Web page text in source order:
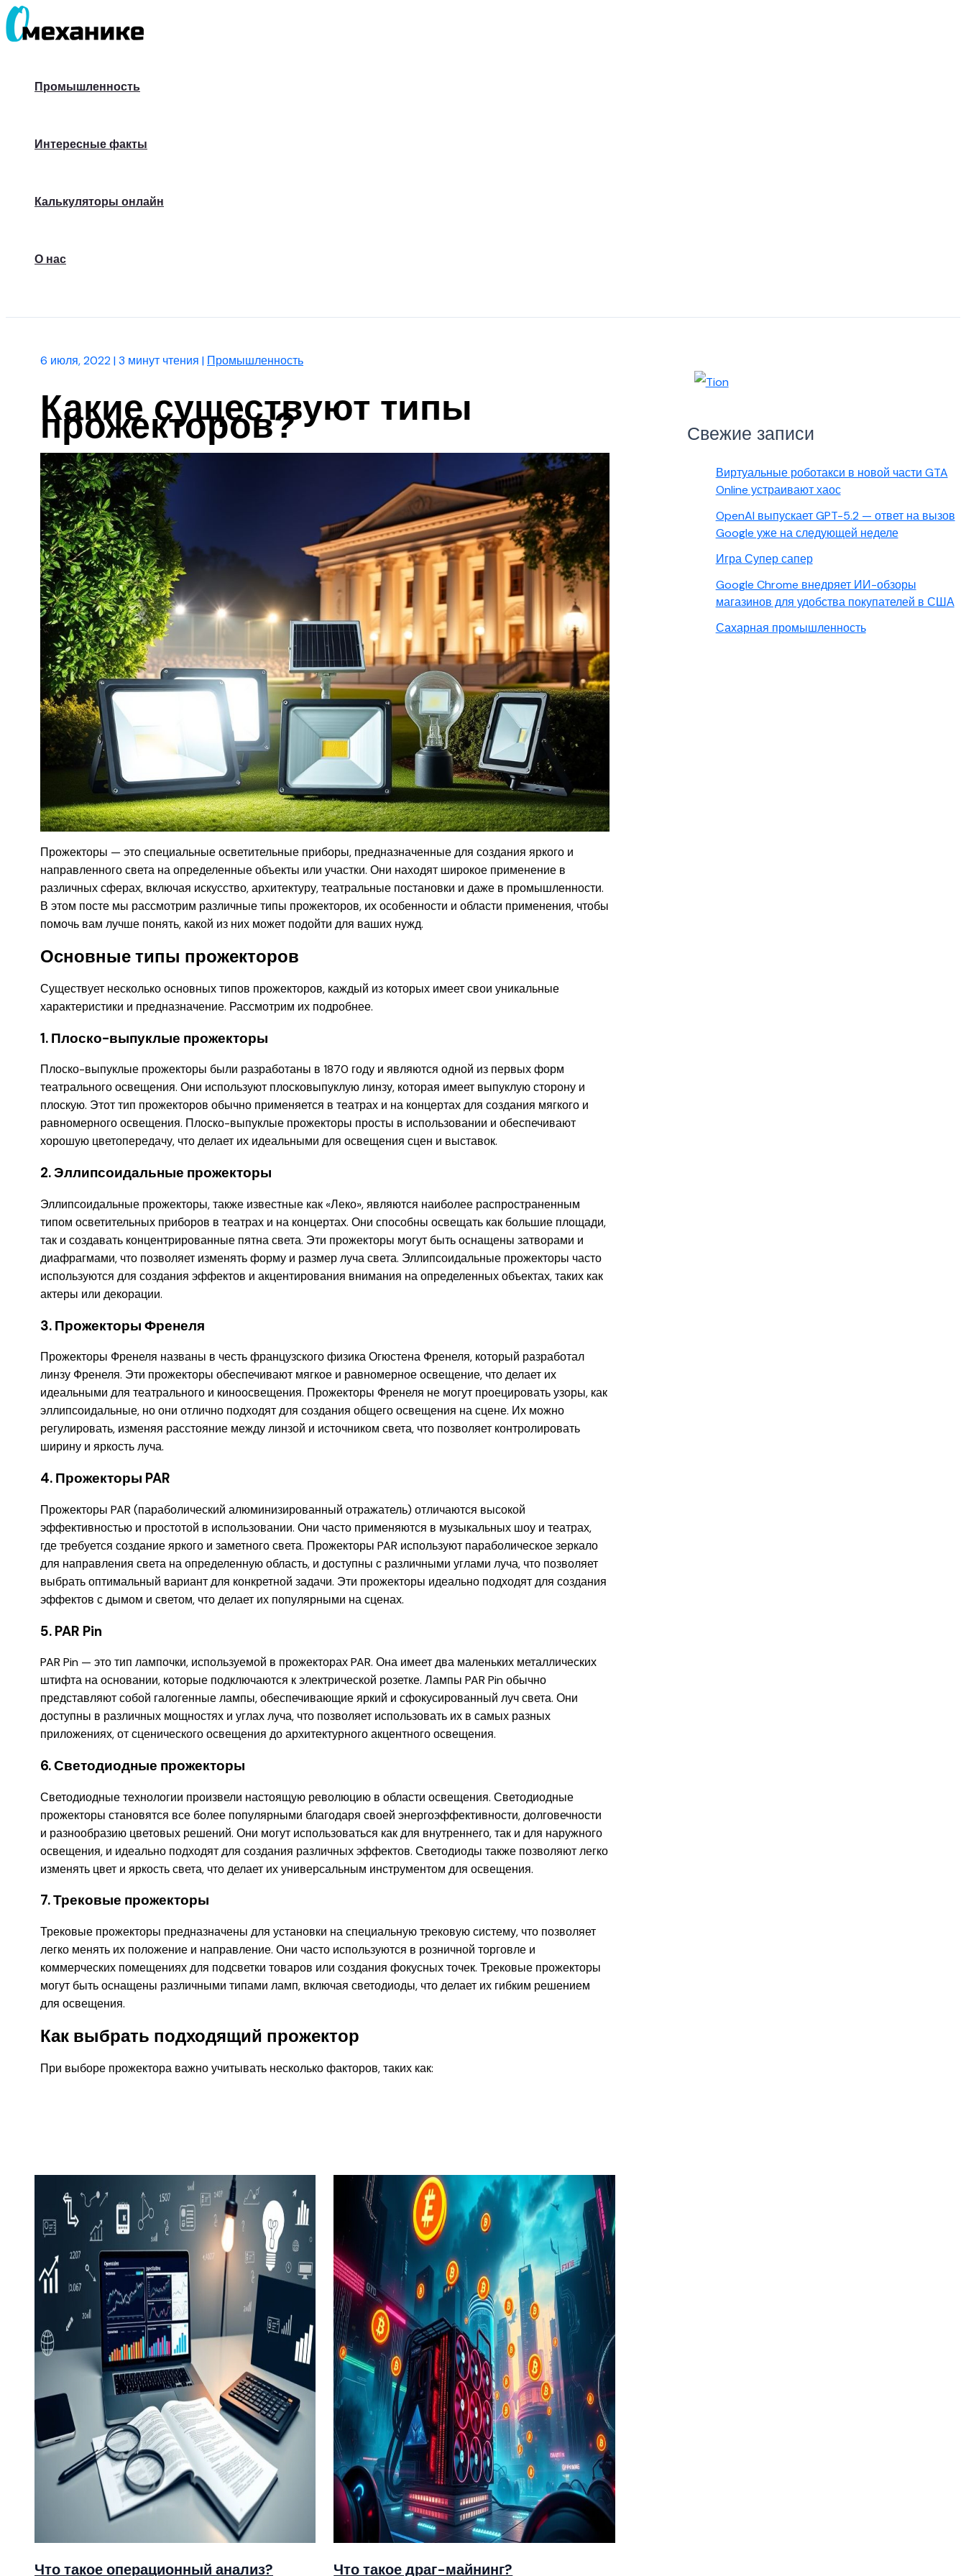
Перейти
к
Промышленность
Интересные факты
Калькуляторы онлайн
О нас
6 июля, 2022|3 минут чтения | Промышленность
Какие существуют типы
прожекторов?
Прожекторы — это специальные осветительные приборы, предназначенные для создания яркого и
направленного света на определенные объекты или участки. Они находят широкое применение в
различных сферах, включая искусство, архитектуру, театральные постановки и даже в промышленности.
В этом посте мы рассмотрим различные типы прожекторов, их особенности и области применения, чтобы
помочь вам лучше понять, какой из них может подойти для ваших нужд.
Основные типы прожекторов
Существует несколько основных типов прожекторов, каждый из которых имеет свои уникальные
характеристики и предназначение. Рассмотрим их подробнее.
1. Плоско-выпуклые прожекторы
Плоско-выпуклые прожекторы были разработаны в 1870 году и являются одной из первых форм
театрального освещения. Они используют плосковыпуклую линзу, которая имеет выпуклую сторону и
плоскую. Этот тип прожекторов обычно применяется в театрах и на концертах для создания мягкого и
равномерного освещения. Плоско-выпуклые прожекторы просты в использовании и обеспечивают
хорошую цветопередачу, что делает их идеальными для освещения сцен и выставок.
2. Эллипсоидальные прожекторы
Эллипсоидальные прожекторы, также известные как «Леко», являются наиболее распространенным
типом осветительных приборов в театрах и на концертах. Они способны освещать как большие площади,
так и создавать концентрированные пятна света. Эти прожекторы могут быть оснащены затворами и
диафрагмами, что позволяет изменять форму и размер луча света. Эллипсоидальные прожекторы часто
используются для создания эффектов и акцентирования внимания на определенных объектах, таких как
актеры или декорации.
3. Прожекторы Френеля
Прожекторы Френеля названы в честь французского физика Огюстена Френеля, который разработал
линзу Френеля. Эти прожекторы обеспечивают мягкое и равномерное освещение, что делает их
идеальными для театрального и киноосвещения. Прожекторы Френеля не могут проецировать узоры, как
эллипсоидальные, но они отлично подходят для создания общего освещения на сцене. Их можно
регулировать, изменяя расстояние между линзой и источником света, что позволяет контролировать
ширину и яркость луча.
4. Прожекторы PAR
Прожекторы PAR (параболический алюминизированный отражатель) отличаются высокой
эффективностью и простотой в использовании. Они часто применяются в музыкальных шоу и театрах,
где требуется создание яркого и заметного света. Прожекторы PAR используют параболическое зеркало
для направления света на определенную область, и доступны с различными углами луча, что позволяет
выбрать оптимальный вариант для конкретной задачи. Эти прожекторы идеально подходят для создания
эффектов с дымом и светом, что делает их популярными на сценах.
5. PAR Pin
PAR Pin — это тип лампочки, используемой в прожекторах PAR. Она имеет два маленьких металлических
штифта на основании, которые подключаются к электрической розетке. Лампы PAR Pin обычно
представляют собой галогенные лампы, обеспечивающие яркий и сфокусированный луч света. Они
доступны в различных мощностях и углах луча, что позволяет использовать их в самых разных
приложениях, от сценического освещения до архитектурного акцентного освещения.
6. Светодиодные прожекторы
Светодиодные технологии произвели настоящую революцию в области освещения. Светодиодные
прожекторы становятся все более популярными благодаря своей энергоэффективности, долговечности
и разнообразию цветовых решений. Они могут использоваться как для внутреннего, так и для наружного
освещения, и идеально подходят для создания различных эффектов. Светодиоды также позволяют легко
изменять цвет и яркость света, что делает их универсальным инструментом для освещения.
7. Трековые прожекторы
Трековые прожекторы предназначены для установки на специальную трековую систему, что позволяет
легко менять их положение и направление. Они часто используются в розничной торговле и
коммерческих помещениях для подсветки товаров или создания фокусных точек. Трековые прожекторы
могут быть оснащены различными типами ламп, включая светодиоды, что делает их гибким решением
для освещения.
Как выбрать подходящий прожектор
При выборе прожектора важно учитывать несколько факторов, таких как:
Что такое операционный анализ? Что такое драг-майнинг?
Свежие записи
Виртуальные роботакси в новой части GTA
Online устраивают хаос
OpenAI выпускает GPT-5.2 — ответ на вызов
Google уже на следующей неделе
Игра Супер сапер
Google Chrome внедряет ИИ-обзоры
магазинов для удобства покупателей в США
Сахарная промышленность